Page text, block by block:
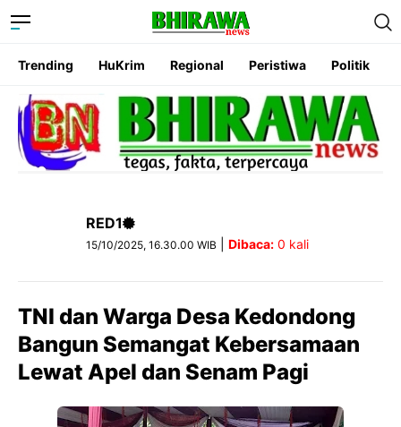
Trending HuKrim Regional Peristiwa Politik
RED1
15/10/2025, 16.30.00 WIB Dibaca: 0 kali
TNI dan Warga Desa Kedondong
Bangun Semangat Kebersamaan
Lewat Apel dan Senam Pagi